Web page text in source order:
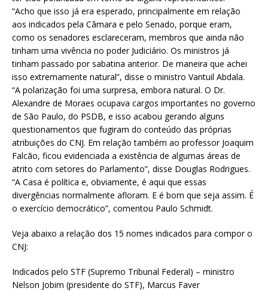
“Acho que isso já era esperado, principalmente em relação
aos indicados pela Câmara e pelo Senado, porque eram,
como os senadores esclareceram, membros que ainda não
tinham uma vivência no poder Judiciário. Os ministros já
tinham passado por sabatina anterior. De maneira que achei
isso extremamente natural”, disse o ministro Vantuil Abdala.
“A polarização foi uma surpresa, embora natural. O Dr.
Alexandre de Moraes ocupava cargos importantes no governo
de São Paulo, do PSDB, e isso acabou gerando alguns
questionamentos que fugiram do conteúdo das próprias
atribuições do CNJ. Em relação também ao professor Joaquim
Falcão, ficou evidenciada a existência de algumas áreas de
atrito com setores do Parlamento”, disse Douglas Rodrigues.
“A Casa é política e, obviamente, é aqui que essas
divergências normalmente afloram. E é bom que seja assim. É
o exercício democrático”, comentou Paulo Schmidt.
Veja abaixo a relação dos 15 nomes indicados para compor o
CNJ:
Indicados pelo STF (Supremo Tribunal Federal) – ministro
Nelson Jobim (presidente do STF), Marcus Faver